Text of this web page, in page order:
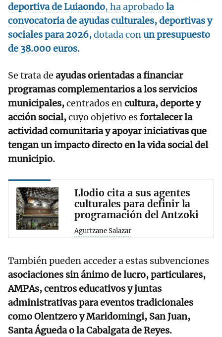
deportiva de Luiaondo, ha aprobado la
convocatoria de ayudas culturales, deportivas y
sociales para 2026,dotada conun presupuesto
de 38.000 euros.
Se trata de ayudas orientadas a financiar
programas complementarios a los servicios
municipales,centrados encultura, deporte y
acción social,cuyo objetivo esfortalecer la
actividad comunitaria y apoyar iniciativas que
tengan un impacto directo en la vida social del
municipio.
Llodio cita a sus agentes
culturales para definir la
programación del Antzoki
Agurtzane Salazar
También pueden acceder a estas subvenciones
asociaciones sin ánimo de lucro, particulares,
AMPAs, centros educativos y juntas
administrativas para eventos tradicionales
como Olentzero y Maridomingi, San Juan,
Santa Águeda o la Cabalgata de Reyes.